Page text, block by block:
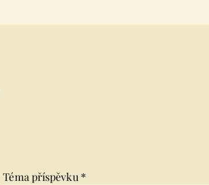
Téma příspěvku *